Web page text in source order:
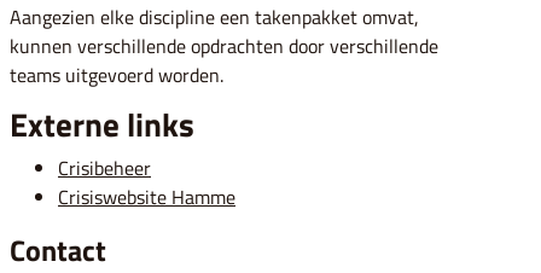
Aangezien elke discipline een takenpakket omvat,
kunnen verschillende opdrachten door verschillende
teams uitgevoerd worden.
Externe links
Crisibeheer
Crisiswebsite Hamme
Contact